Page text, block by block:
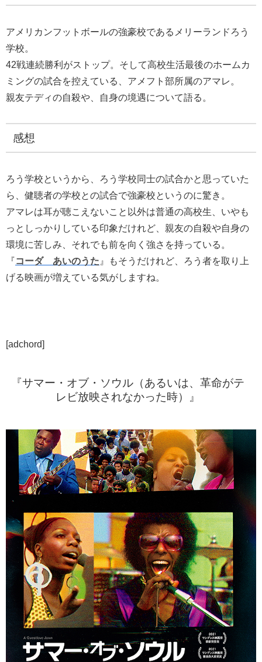
アメリカンフットボールの強豪校であるメリーランドろう
学校。
42戦連続勝利がストップ。そして高校生活最後のホームカ
ミングの試合を控えている、アメフト部所属のアマレ。
親友テディの自殺や、自身の境遇について語る。
感想
ろう学校というから、ろう学校同士の試合かと思っていた
ら、健聴者の学校との試合で強豪校というのに驚き。
アマレは耳が聴こえないこと以外は普通の高校生、いやも
っとしっかりしている印象だけれど、親友の自殺や自身の
環境に苦しみ、それでも前を向く強さを持っている。
『コーダ あいのうた 』もそうだけれど、ろう者を取り上
げる映画が増えている気がしますね。
[adchord]
『サマー・オブ・ソウル（あるいは、革命がテ
レビ放映されなかった時）』